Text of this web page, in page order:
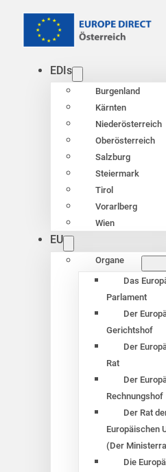
EDIs
Burgenland
Kärnten
Niederösterreich
Oberösterreich
Salzburg
Steiermark
Tirol
Vorarlberg
Wien
EU
Organe
Das
Parlament
Der
Gerichtshof
Der
Rat
Der
Rechnungshof
Der Rat
Europäischen
(Der
Die